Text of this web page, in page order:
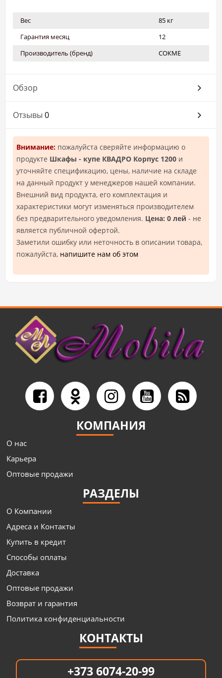
Вес
85 кг
Гарантия месяц
12
Производитель (бренд)
СОКМЕ
Обзор
Отзывы 0
Внимание: пожалуйста сверяйте информацию о
продукте Шкафы - купе КВАДРО Корпус 1200 и
уточняйте спецификацию, цены, наличие на складе
на данный продукт у менеджеров нашей компании.
Внешний вид продукта, его комплектация и
характеристики могут изменяться производителем
без предварительного уведомления. Цена: 0 лей - не
является публичной офертой.
Заметили ошибку или неточность в описании товара,
пожалуйста, напишите нам об этом
КОМПАНИЯ
О нас
Карьера
Оптовые продажи
РАЗДЕЛЫ
О Компании
Адреса и Контакты
Купить в кредит
Способы оплаты
Доставка
Оптовые продажи
Возврат и гарантия
Политика конфиденциальности
КОНТАКТЫ
+373 6074-20-99